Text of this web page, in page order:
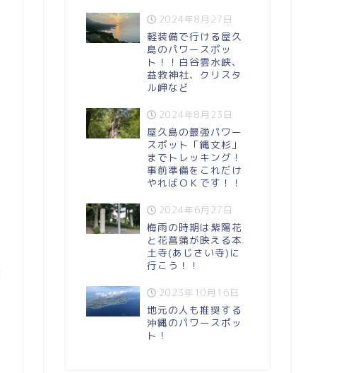
2024年8月27日
軽装備で行ける屋久
島のパワースポッ
ト！！白谷雲水峡、
益救神社、クリスタ
ル岬など
2024年8月23日
屋久島の最強パワー
スポット「縄文杉」
までトレッキング！
事前準備をこれだけ
やればＯＫです！！
2024年6月27日
梅雨の時期は紫陽花
と花菖蒲が映える本
土寺(あじさい寺)に
行こう！！
2023年10月16日
地元の人も推奨する
沖縄のパワースポッ
ト！